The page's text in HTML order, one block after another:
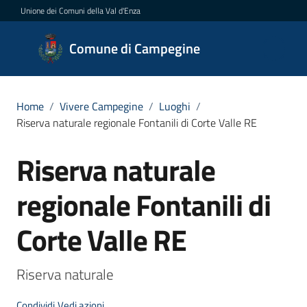
Vai al contenuto
Vai alla navigazione
Vai al footer
Unione dei Comuni della Val d'Enza
Comune di Campegine
Comune di
Campegine
Amministrazione
Novità
Servizi
Vivere
Campegine
Menu selezionato
Home / Vivere Campegine / Luoghi /
Riserva naturale regionale Fontanili di Corte Valle RE
Salta al contenuto
Riserva naturale
regionale Fontanili di
Corte Valle RE
Riserva naturale